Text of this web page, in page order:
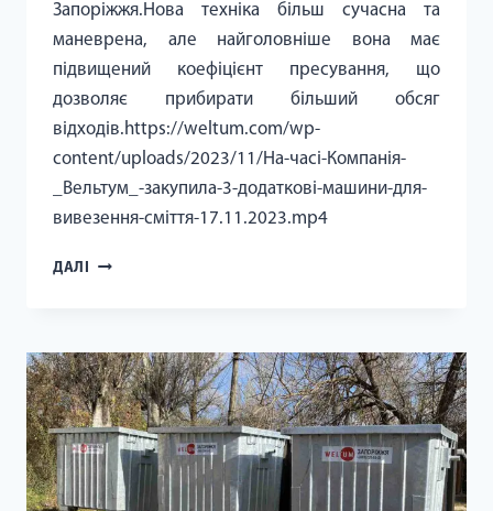
Запоріжжя.Нова техніка більш сучасна та
маневрена, але найголовніше вона має
підвищений коефіцієнт пресування, що
дозволяє прибирати більший обсяг
відходів.https://weltum.com/wp-
content/uploads/2023/11/На-часі-Компанія-
_Вельтум_-закупила-3-додаткові-машини-для-
вивезення-сміття-17.11.2023.mp4
ДАЛІ
НОВІ
ПРАЦЮЮТЬ
В
РАЙОНАХ
МІСТА.